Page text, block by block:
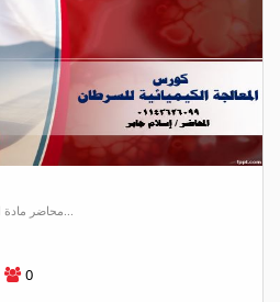
محاضر مادة الكيمياء وباحث في الطاقة...
0